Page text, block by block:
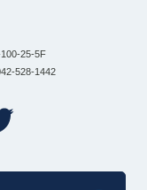
25-5F
528-1442